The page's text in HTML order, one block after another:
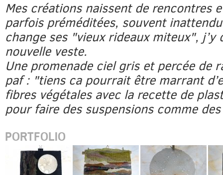
Mes créations naissent de rencontres
parfois préméditées, souvent
change ses "vieux rideaux miteux", j’y
nouvelle veste.
Une promenade ciel gris et percée de
paf : "tiens ca pourrait être marrant
fibres végétales avec la recette de
pour faire des suspensions comme
PORTFOLIO